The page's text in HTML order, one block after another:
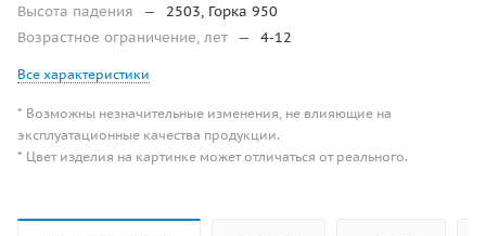
Высота падения
—
2503, Горка 950
Возрастное ограничение, лет — 4-12
Все характеристики
* Возможны незначительные изменения, не влияющие на
эксплуатационные качества продукции.
* Цвет изделия на картинке может отличаться от реального.